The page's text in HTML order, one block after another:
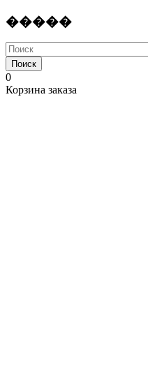
�����
Поиск
0
Корзина заказа